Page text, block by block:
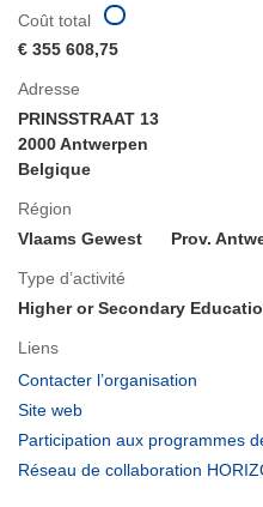
Adresse
PRINSSTRAAT 13
2000 Antwerpen
Belgique
Région
Vlaams Gewest
Prov.
Type d’activité
Higher or Secondary
Liens
Contacter l’organisation
fenêtre)
Site web
dans
une
Participation aux programmes
Réseau de collaboration
Coût total
€ 355 608,75